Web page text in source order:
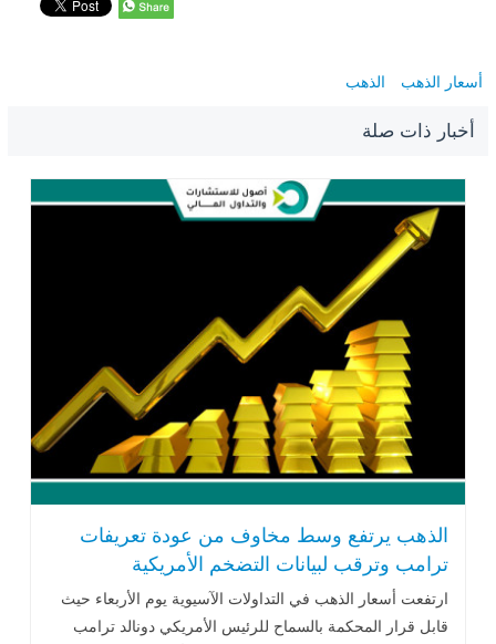
أسعار الذهب الذهب
أخبار ذات صلة
الذهب يرتفع وسط مخاوف من عودة تعريفات
ترامب وترقب لبيانات التضخم الأمريكية
ارتفعت أسعار الذهب في التداولات الآسيوية يوم الأربعاء حيث
قابل قرار المحكمة بالسماح للرئيس الأمريكي دونالد ترامب